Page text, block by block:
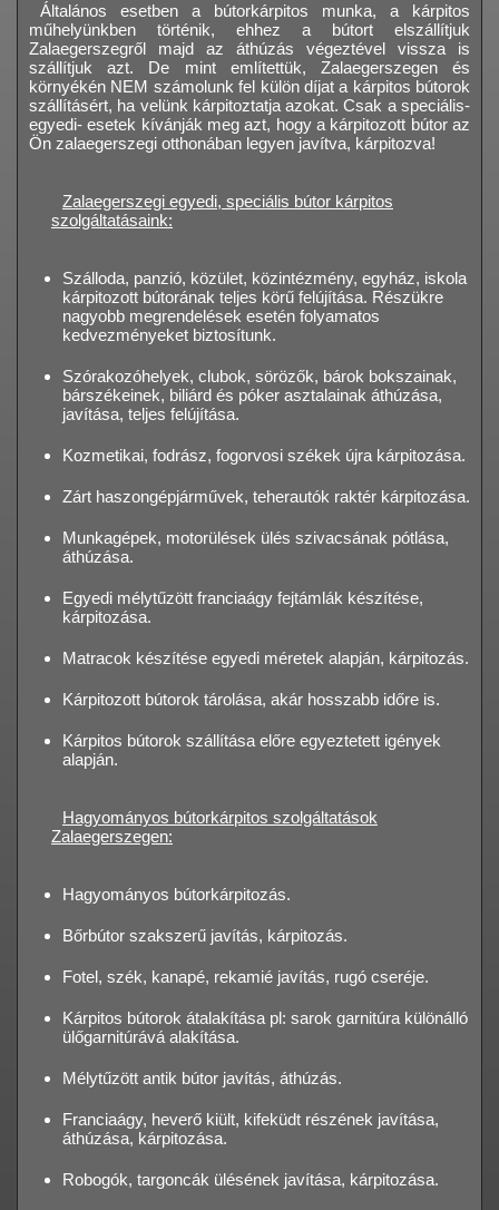
Általános esetben a bútorkárpitos munka, a kárpitos
műhelyünkben történik, ehhez a bútort elszállítjuk
Zalaegerszegről majd az áthúzás végeztével vissza is
szállítjuk azt. De mint említettük, Zalaegerszegen és
környékén NEM számolunk fel külön díjat a kárpitos bútorok
szállításért, ha velünk kárpitoztatja azokat. Csak a speciális-
egyedi- esetek kívánják meg azt, hogy a kárpitozott bútor az
Ön zalaegerszegi otthonában legyen javítva, kárpitozva!
Zalaegerszegi egyedi, speciális bútor kárpitos
szolgáltatásaink:
Szálloda, panzió, közület, közintézmény, egyház, iskola
kárpitozott bútorának teljes körű felújítása. Részükre
nagyobb megrendelések esetén folyamatos
kedvezményeket biztosítunk.
Szórakozóhelyek, clubok, sörözők, bárok bokszainak,
bárszékeinek, biliárd és póker asztalainak áthúzása,
javítása, teljes felújítása.
Kozmetikai, fodrász, fogorvosi székek újra kárpitozása.
Zárt haszongépjárművek, teherautók raktér kárpitozása.
Munkagépek, motorülések ülés szivacsának pótlása,
áthúzása.
Egyedi mélytűzött franciaágy fejtámlák készítése,
kárpitozása.
Matracok készítése egyedi méretek alapján, kárpitozás.
Kárpitozott bútorok tárolása, akár hosszabb időre is.
Kárpitos bútorok szállítása előre egyeztetett igények
alapján.
Hagyományos bútorkárpitos szolgáltatások
Zalaegerszegen:
Hagyományos bútorkárpitozás.
Bőrbútor szakszerű javítás, kárpitozás.
Fotel, szék, kanapé, rekamié javítás, rugó cseréje.
Kárpitos bútorok átalakítása pl: sarok garnitúra különálló
ülőgarnitúrává alakítása.
Mélytűzött antik bútor javítás, áthúzás.
Franciaágy, heverő kiült, kifeküdt részének javítása,
áthúzása, kárpitozása.
Robogók, targoncák ülésének javítása, kárpitozása.